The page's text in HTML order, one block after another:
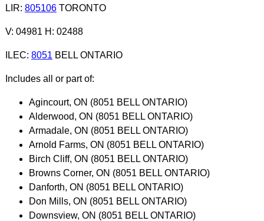
LIR: 805106TORONTO
V: 04981 H: 02488
ILEC: 8051 BELL ONTARIO
Includes all or part of:
Agincourt, ON (8051 BELL ONTARIO)
Alderwood, ON (8051 BELL ONTARIO)
Armadale, ON (8051 BELL ONTARIO)
Arnold Farms, ON (8051 BELL ONTARIO)
Birch Cliff, ON (8051 BELL ONTARIO)
Browns Corner, ON (8051 BELL ONTARIO)
Danforth, ON (8051 BELL ONTARIO)
Don Mills, ON (8051 BELL ONTARIO)
Downsview, ON (8051 BELL ONTARIO)